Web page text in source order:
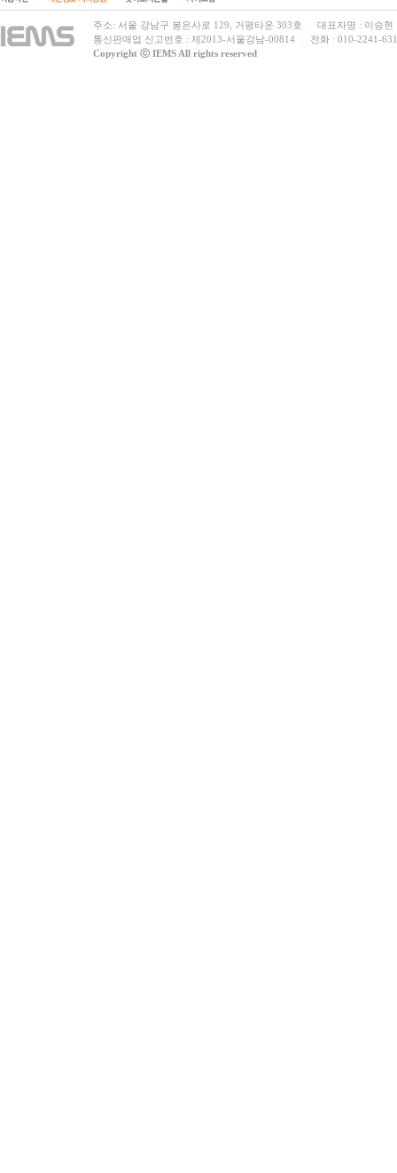
주소: 서울 강남구 봉은사로 129, 거평타운 303호
대표자명 : 이승현
통신판매업 신고번호 : 제2013-서울강남-00814
전화 : 010-2241-
Copyright ⓒ IEMS All rights reserved